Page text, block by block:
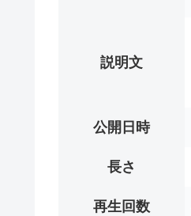
説明文
公開日時
長さ
再生回数